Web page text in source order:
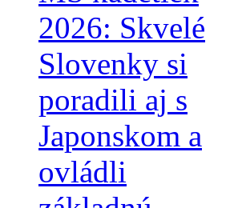
2026: Skvelé
Slovenky si
poradili aj s
Japonskom a
ovládli